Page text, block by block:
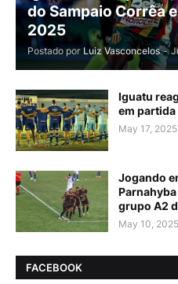
do Sampaio Corrêa
2025
Postado por Luiz Vasconcelos -
Iguatu
em partida
May 17, 2025
Jogando
grupo A2
May 10, 2025
FACEBOOK